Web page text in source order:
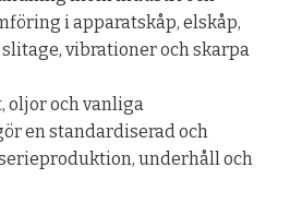
i apparatskåp, elskåp,
vibrationer och skarpa
oljor och vanliga
en standardiserad och
underhåll och